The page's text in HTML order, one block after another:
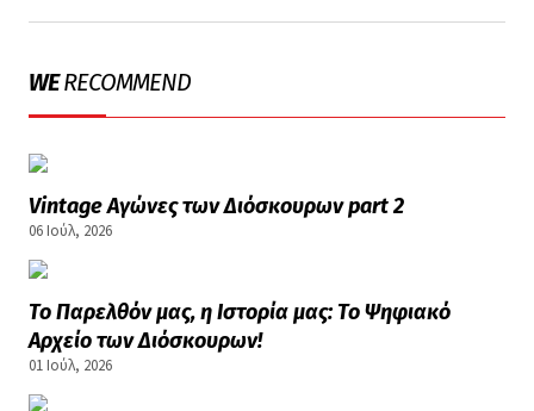
WERECOMMEND
Vintage Αγώνες των Διόσκουρων part 2
06 Ιούλ, 2026
Το Παρελθόν μας, η Ιστορία μας: Το Ψηφιακό
Αρχείο των Διόσκουρων!
01 Ιούλ, 2026